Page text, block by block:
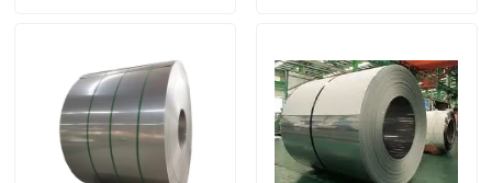
Visita alla fabbrica